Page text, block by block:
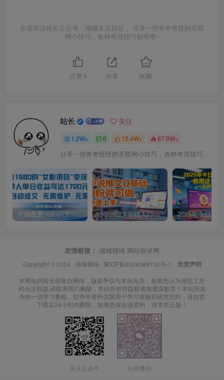
欢迎关注站长公众号：倾城生活日记 。分享一些奇奇怪怪的互联
网小技巧，各种奇淫技巧都有哦~
点赞 6 分享 收藏
站长 关注
1.2W+ 0 13.4W+ 67.9W+
外面收费1680的女粉项目变现，单人单日收益可达1.7k，全自动成交无需维护 小说推文0基础入门教程，0粉就可做，快速上手
友情链接： 倾城领域 网站收录网
Copyright © 2024 · 倾城领域 · 冀ICP备2024088100号-1 · 负责声明
本网站内容全部来自网络，版权争议与本站无关，如果您认为侵犯了您
的合法权益,请联系我们删除，并向所有持版权者致最深歉意！本站所发
布的一切学习教程、软件等资料仅限用于学习体验和研究目的；请自觉
下载后24小时内删除，如果您喜欢该资料，请支持正版！
关注公众号 站长微信